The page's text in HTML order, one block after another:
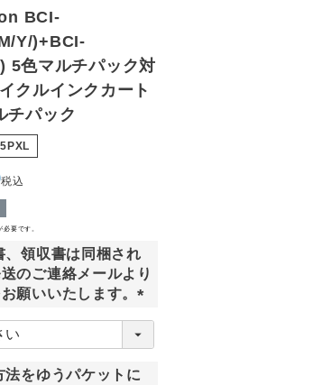
BCI-
Y/)+BCI-
5色マルチパック対
クルインクカート
チパック
税込
要です。
領収書は同梱され
のご連絡メールより
願いいたします。
(
必
)
をゆうパケットに